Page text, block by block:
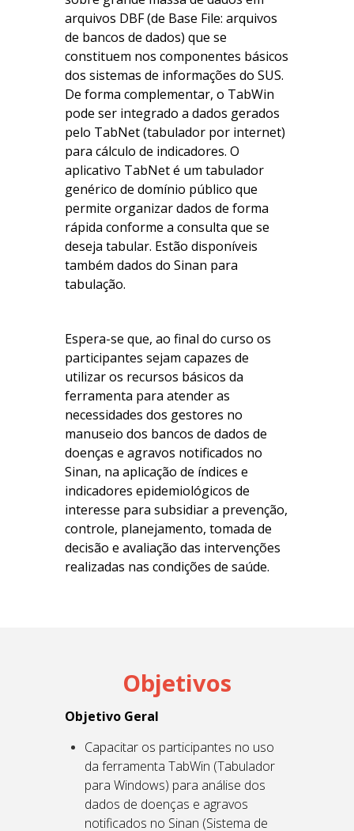
arquivos DBF (de Base File: arquivos
de bancos de dados) que se
constituem nos componentes básicos
dos sistemas de informações do SUS.
De forma complementar, o TabWin
pode ser integrado a dados gerados
pelo TabNet (tabulador por internet)
para cálculo de indicadores. O
aplicativo TabNet é um tabulador
genérico de domínio público que
permite organizar dados de forma
rápida conforme a consulta que se
deseja tabular. Estão disponíveis
também dados do Sinan para
tabulação.
Espera-se que, ao final do curso os
participantes sejam capazes de
utilizar os recursos básicos da
ferramenta para atender as
necessidades dos gestores no
manuseio dos bancos de dados de
doenças e agravos notificados no
Sinan, na aplicação de índices e
indicadores epidemiológicos de
interesse para subsidiar a prevenção,
controle, planejamento, tomada de
decisão e avaliação das intervenções
realizadas nas condições de saúde.
Objetivos
Objetivo Geral
Capacitar os participantes no uso
da ferramenta TabWin (Tabulador
para Windows) para análise dos
dados de doenças e agravos
notificados no Sinan (Sistema de